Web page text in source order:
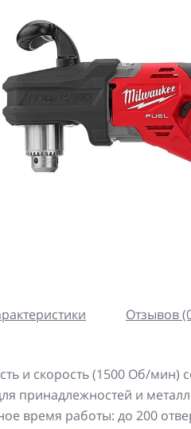
Отзывов
и скорость (1500 Об/мин)
принадлежностей и
время работы: до 200